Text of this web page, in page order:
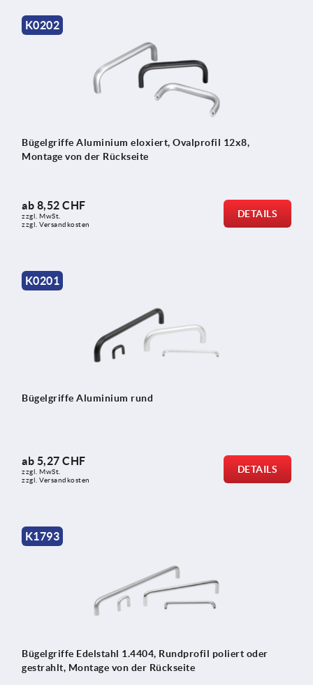
K0202
Bügelgriffe Aluminium eloxiert, Ovalprofil 12x8,
Montage von der Rückseite
ab 8,52 CHF
zzgl. MwSt.
zzgl. Versandkosten
DETAILS
K0201
Bügelgriffe Aluminium rund
ab 5,27 CHF
zzgl. MwSt.
zzgl. Versandkosten
DETAILS
K1793
Bügelgriffe Edelstahl 1.4404, Rundprofil poliert oder
gestrahlt, Montage von der Rückseite